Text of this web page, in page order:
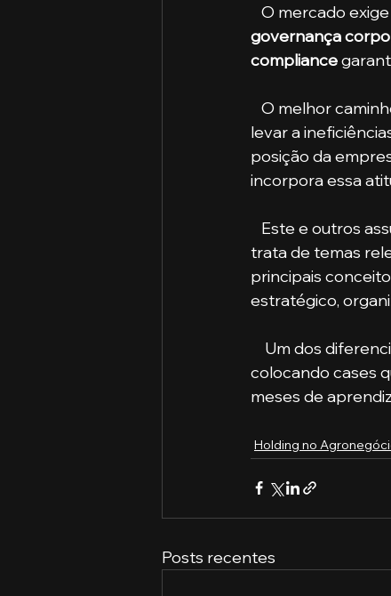
O mercado
governança
compliance
levar a
posição da
incorpora essa
Este e outros
trata de temas
principais
estratégico,
colocando cases
meses de
Holding no
Posts recentes